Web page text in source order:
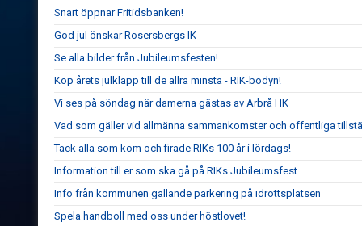
Snart öppnar Fritidsbanken!
God jul önskar Rosersbergs IK
Se alla bilder från Jubileumsfesten!
Köp årets julklapp till de allra minsta - RIK-bodyn!
Vi ses på söndag när damerna gästas av Arbrå HK
Vad som gäller vid allmänna sammankomster och offentliga
Tack alla som kom och firade RIKs 100 år i lördags!
Information till er som ska gå på RIKs Jubileumsfest
Info från kommunen gällande parkering på idrottsplatsen
Spela handboll med oss under höstlovet!